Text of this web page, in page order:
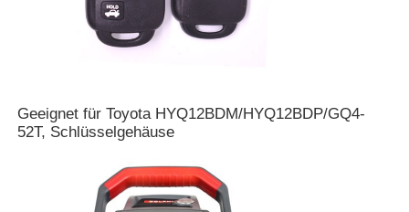
Alle Fälle
Selbstschlüssel
Geeignet für Toyota HYQ12BDM/HYQ12BDP/GQ4-
52T, Schlüsselgehäuse